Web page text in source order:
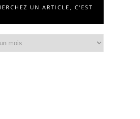
UN ARTICLE, C’EST